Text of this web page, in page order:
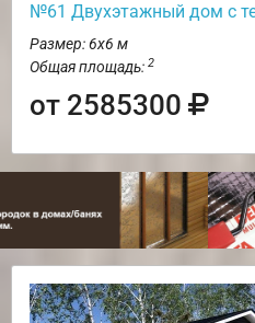
№61 Двухэтажный дом с
Размер: 6х6 м
Общая площадь: 2
от 2585300